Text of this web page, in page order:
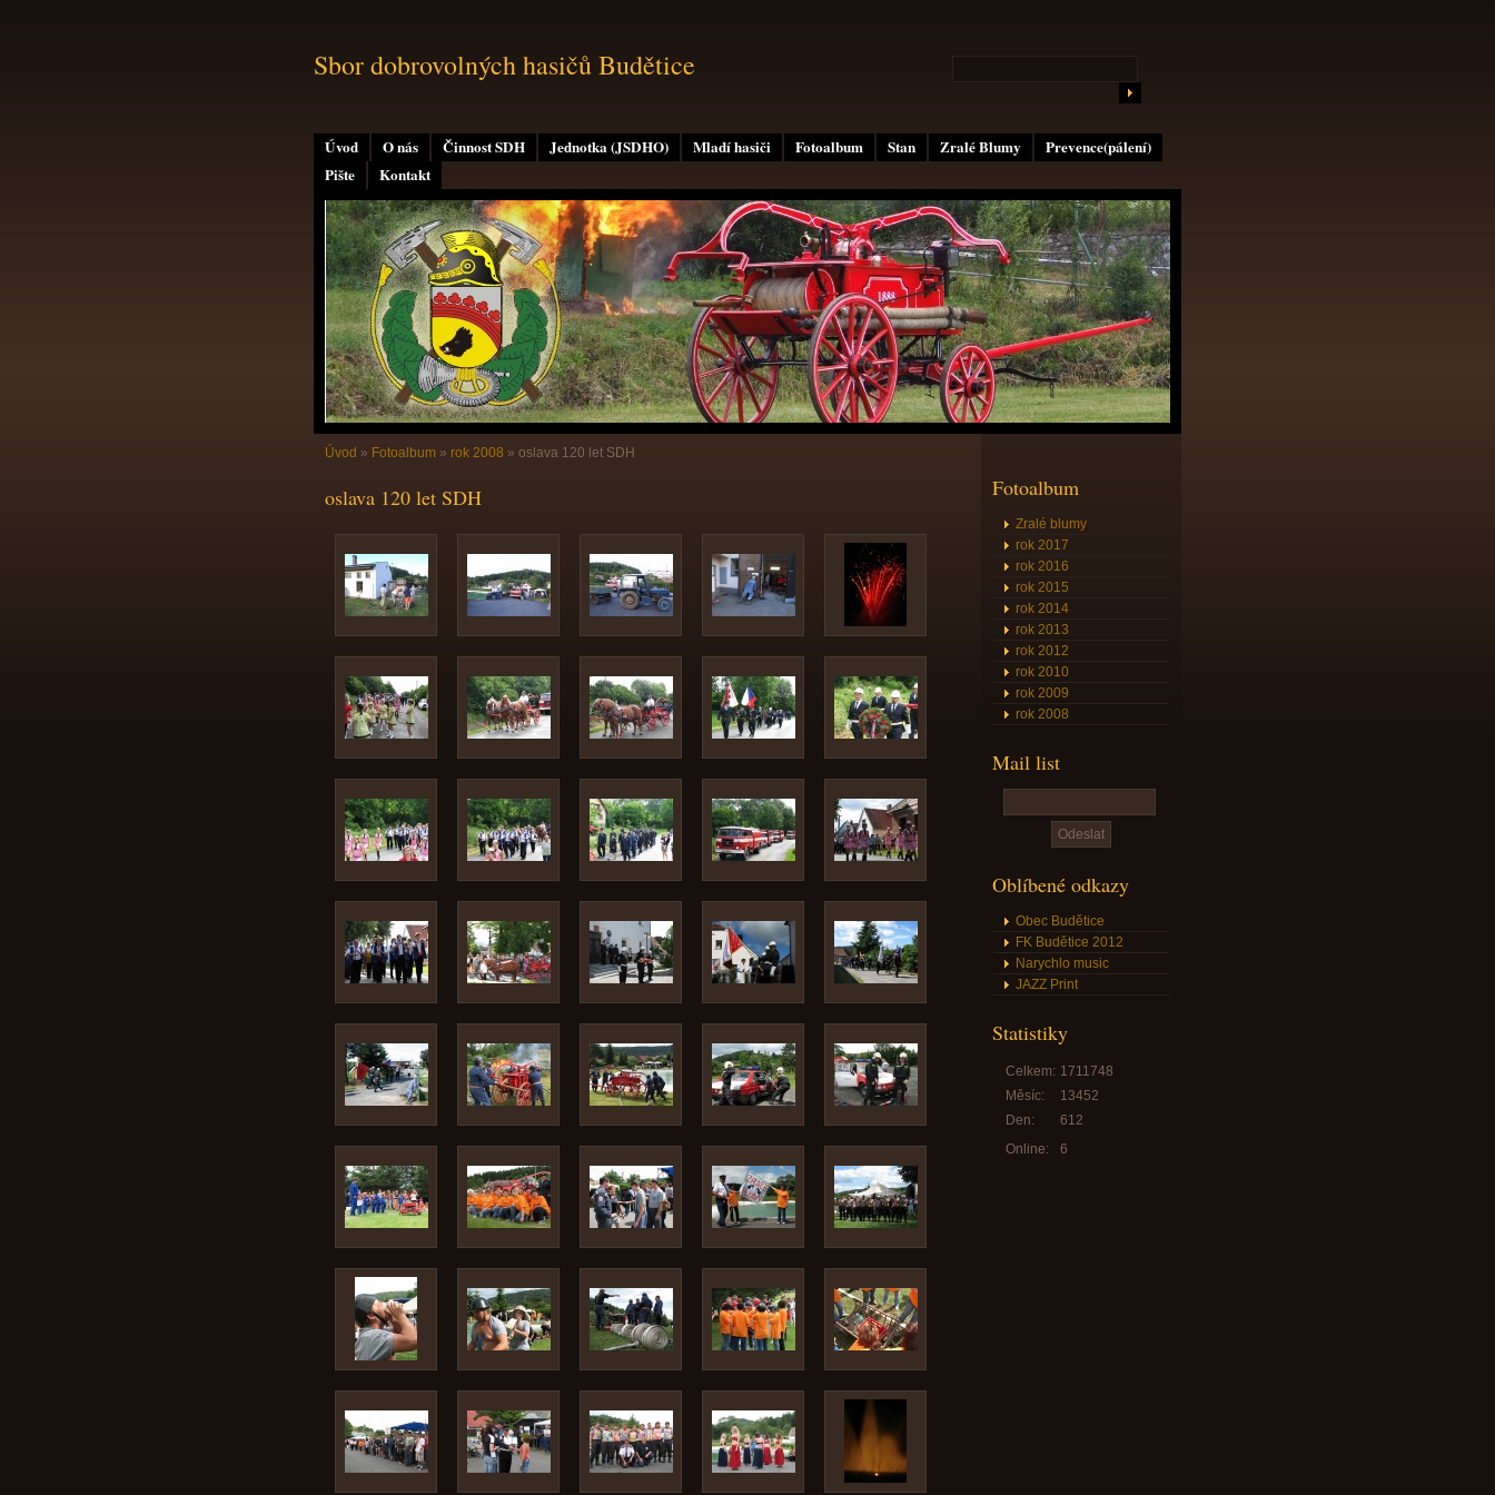
Úvod O nás Činnost SDH Jednotka (JSDHO) Mladí hasiči Fotoalbum Stan Zralé Blumy
Prevence(pálení)
Pište
Kontakt
Sbor dobrovolných hasičů Budětice
Fotoalbum
Zralé blumy
rok 2017
rok 2016
rok 2015
rok 2014
rok 2013
rok 2012
rok 2010
rok 2009
rok 2008
Mail list
Oblíbené odkazy
Obec Budětice
FK Budětice 2012
Narychlo music
JAZZ Print
Statistiky
Online: 6
Celkem: 1711748
Měsíc:
13452
Den:
612
Úvod » Fotoalbum » rok 2008 » oslava 120 let SDH
oslava 120 let SDH